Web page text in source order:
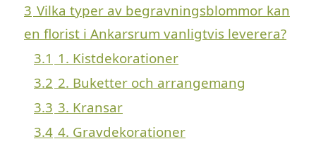
3 Vilka typer av begravningsblommor kan
en florist i Ankarsrum vanligtvis leverera?
3.1 1. Kistdekorationer
3.2 2. Buketter och arrangemang
3.3 3. Kransar
3.4 4. Gravdekorationer